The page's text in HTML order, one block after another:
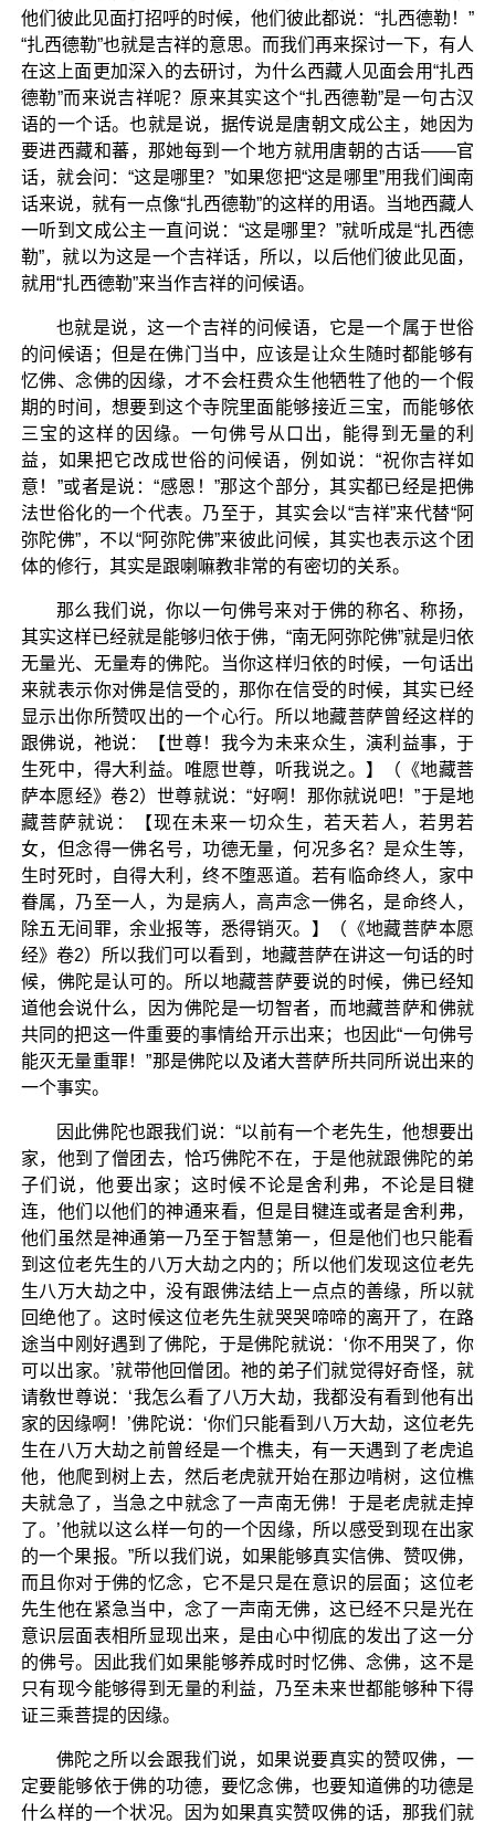
他们彼此见面打招呼的时候，他们彼此都说：“扎西德勒！”
“扎西德勒”也就是吉祥的意思。而我们再来探讨一下，有人
在这上面更加深入的去研讨，为什么西藏人见面会用“扎西
德勒”而来说吉祥呢？原来其实这个“扎西德勒”是一句古汉
语的一个话。也就是说，据传说是唐朝文成公主，她因为
要进西藏和蕃，那她每到一个地方就用唐朝的古话——官
话，就会问：“这是哪里？”如果您把“这是哪里”用我们闽南
话来说，就有一点像“扎西德勒”的这样的用语。当地西藏人
一听到文成公主一直问说：“这是哪里？”就听成是“扎西德
勒”，就以为这是一个吉祥话，所以，以后他们彼此见面，
就用“扎西德勒”来当作吉祥的问候语。
也就是说，这一个吉祥的问候语，它是一个属于世俗
的问候语；但是在佛门当中，应该是让众生随时都能够有
忆佛、念佛的因缘，才不会枉费众生他牺牲了他的一个假
期的时间，想要到这个寺院里面能够接近三宝，而能够依
三宝的这样的因缘。一句佛号从口出，能得到无量的利
益，如果把它改成世俗的问候语，例如说：“祝你吉祥如
意！”或者是说：“感恩！”那这个部分，其实都已经是把佛
法世俗化的一个代表。乃至于，其实会以“吉祥”来代替“阿
弥陀佛”，不以“阿弥陀佛”来彼此问候，其实也表示这个团
体的修行，其实是跟喇嘛教非常的有密切的关系。
那么我们说，你以一句佛号来对于佛的称名、称扬，
其实这样已经就是能够归依于佛，“南无阿弥陀佛”就是归依
无量光、无量寿的佛陀。当你这样归依的时候，一句话出
来就表示你对佛是信受的，那你在信受的时候，其实已经
显示出你所赞叹出的一个心行。所以地藏菩萨曾经这样的
跟佛说，祂说：【世尊！我今为未来众生，演利益事，于
生死中，得大利益。唯愿世尊，听我说之。】（《地藏菩
萨本愿经》卷2）世尊就说：“好啊！那你就说吧！”于是地
藏菩萨就说：【现在未来一切众生，若天若人，若男若
女，但念得一佛名号，功德无量，何况多名？是众生等，
生时死时，自得大利，终不堕恶道。若有临命终人，家中
眷属，乃至一人，为是病人，高声念一佛名，是命终人，
除五无间罪，余业报等，悉得销灭。】（《地藏菩萨本愿
经》卷2）所以我们可以看到，地藏菩萨在讲这一句话的时
候，佛陀是认可的。所以地藏菩萨要说的时候，佛已经知
道他会说什么，因为佛陀是一切智者，而地藏菩萨和佛就
共同的把这一件重要的事情给开示出来；也因此“一句佛号
能灭无量重罪！”那是佛陀以及诸大菩萨所共同所说出来的
一个事实。
因此佛陀也跟我们说：“以前有一个老先生，他想要出
家，他到了僧团去，恰巧佛陀不在，于是他就跟佛陀的弟
子们说，他要出家；这时候不论是舍利弗，不论是目犍
连，他们以他们的神通来看，但是目犍连或者是舍利弗，
他们虽然是神通第一乃至于智慧第一，但是他们也只能看
到这位老先生的八万大劫之内的；所以他们发现这位老先
生八万大劫之中，没有跟佛法结上一点点的善缘，所以就
回绝他了。这时候这位老先生就哭哭啼啼的离开了，在路
途当中刚好遇到了佛陀，于是佛陀就说：‘你不用哭了，你
可以出家。’就带他回僧团。祂的弟子们就觉得好奇怪，就
请敎世尊说：‘我怎么看了八万大劫，我都没有看到他有出
家的因缘啊！’佛陀说：‘你们只能看到八万大劫，这位老先
生在八万大劫之前曾经是一个樵夫，有一天遇到了老虎追
他，他爬到树上去，然后老虎就开始在那边啃树，这位樵
夫就急了，当急之中就念了一声南无佛！于是老虎就走掉
了。’他就以这么样一句的一个因缘，所以感受到现在出家
的一个果报。”所以我们说，如果能够真实信佛、赞叹佛，
而且你对于佛的忆念，它不是只是在意识的层面；这位老
先生他在紧急当中，念了一声南无佛，这已经不只是光在
意识层面表相所显现出来，是由心中彻底的发出了这一分
的佛号。因此我们如果能够养成时时忆佛、念佛，这不是
只有现今能够得到无量的利益，乃至未来世都能够种下得
证三乘菩提的因缘。
佛陀之所以会跟我们说，如果说要真实的赞叹佛，一
定要能够依于佛的功德，要忆念佛，也要知道佛的功德是
什么样的一个状况。因为如果真实赞叹佛的话，那我们就